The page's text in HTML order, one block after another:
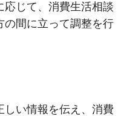
じて、消費生活相談
の間に立って調整を行
い情報を伝え、消費